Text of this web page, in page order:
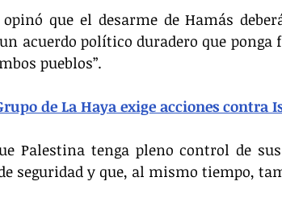
que el desarme de Hamás
acuerdo político duradero que
pueblos”.
de La Haya exige acciones contra
Palestina tenga pleno control de
seguridad y que, al mismo tiempo,